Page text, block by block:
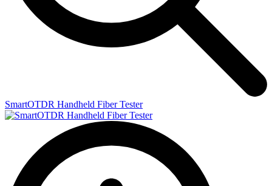
SmartOTDR Handheld Fiber Tester